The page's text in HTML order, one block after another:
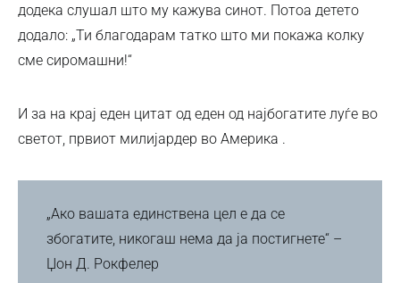
додека слушал што му кажува синот. Потоа детето
додало: „Ти благодарам татко што ми покажа колку
сме сиромашни!“
И за на крај еден цитат од еден од најбогатите луѓе во
светот, првиот милијардер во Америка .
„Ако вашата единствена цел е да се
збогатите, никогаш нема да ја постигнете“ –
Џон Д. Рокфелер